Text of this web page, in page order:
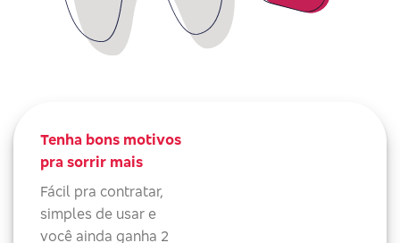
Tenha bons motivos
pra sorrir mais
Fácil pra contratar,
simples de usar e
você ainda ganha 2